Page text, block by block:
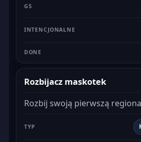
Rozbijacz maskotek
Rozbij swoją pierwszą